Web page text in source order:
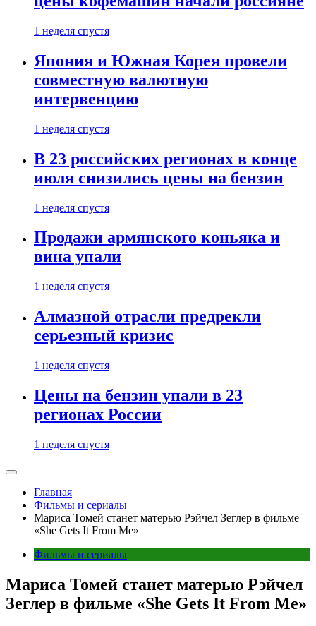
1 неделя спустя
Япония и Южная Корея провели
совместную валютную
интервенцию
1 неделя спустя
В 23 российских регионах в конце
июля снизились цены на бензин
1 неделя спустя
Продажи армянского коньяка и
вина упали
1 неделя спустя
Алмазной отрасли предрекли
серьезный кризис
1 неделя спустя
Цены на бензин упали в 23
регионах России
1 неделя спустя
Главная
Фильмы и сериалы
Мариса Томей станет матерью Рэйчел Зеглер в фильме
«She Gets It From Me»
Фильмы и сериалы
Мариса Томей станет матерью Рэйчел
Зеглер в фильме «She Gets It From Me»